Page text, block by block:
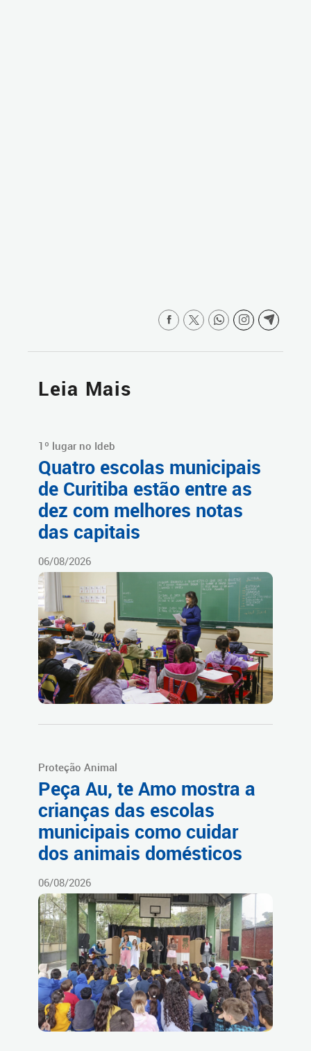
Leia Mais
1º lugar no Ideb
Quatro escolas municipais
de Curitiba estão entre as
dez com melhores notas
das capitais
06/08/2026
Proteção Animal
Peça Au, te Amo mostra a
crianças das escolas
municipais como cuidar
dos animais domésticos
06/08/2026